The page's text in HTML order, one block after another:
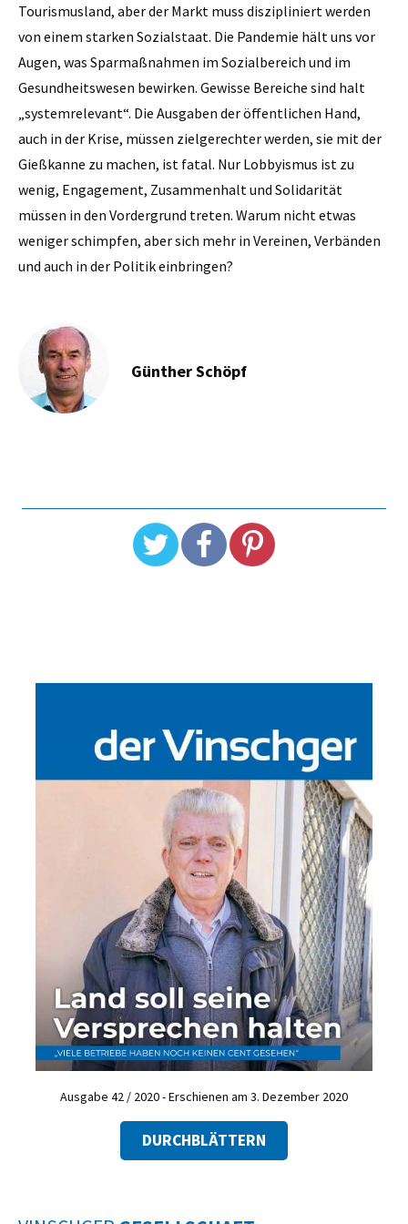
Tourismusland, aber der Markt muss diszipliniert werden
von einem starken Sozialstaat. Die Pandemie hält uns vor
Augen, was Sparmaßnahmen im Sozialbereich und im
Gesundheitswesen bewirken. Gewisse Bereiche sind halt
„systemrelevant“. Die Ausgaben der öffentlichen Hand,
auch in der Krise, müssen zielgerechter werden, sie mit der
Gießkanne zu machen, ist fatal. Nur Lobbyismus ist zu
wenig, Engagement, Zusammenhalt und Solidarität
müssen in den Vordergrund treten. Warum nicht etwas
weniger schimpfen, aber sich mehr in Vereinen, Verbänden
und auch in der Politik einbringen?
Günther Schöpf
Ausgabe 42 / 2020 - Erschienen am 3. Dezember 2020
DURCHBLÄTTERN